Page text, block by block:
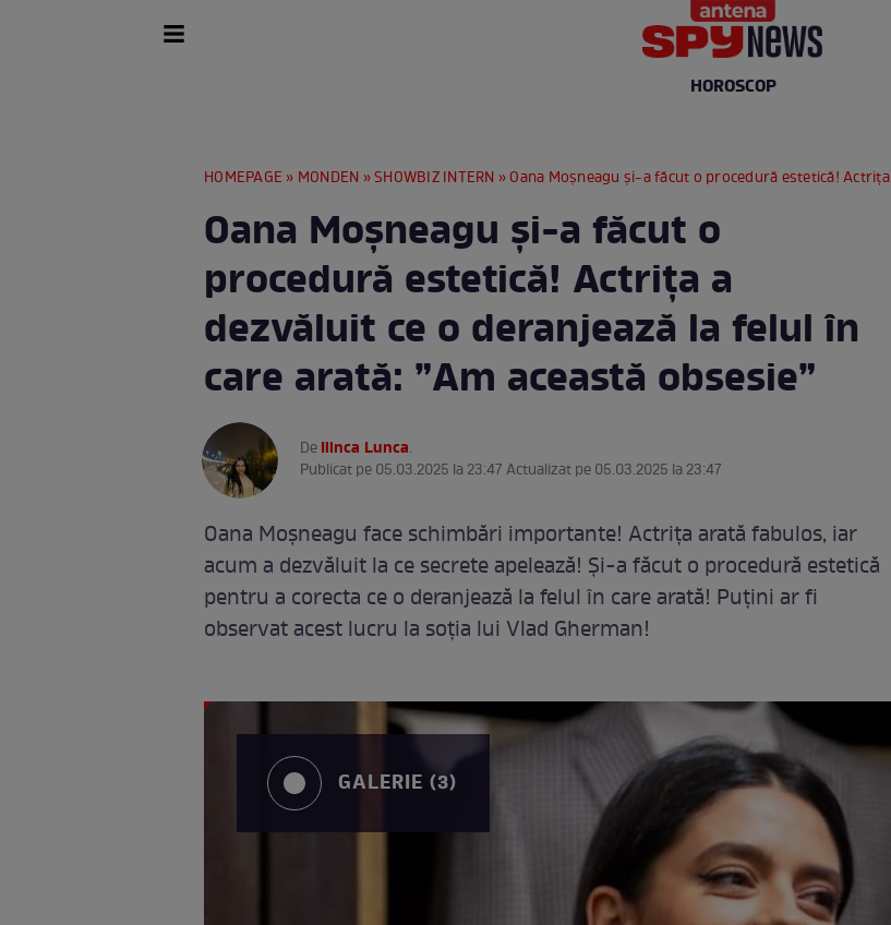
HOROSCOP
HOMEPAGE » MONDEN »SHOWBIZ INTERN » Oana Moșneagu și-a făcut o procedură estetică! Actrița a dezvăluit ce o deranjează la felul în care arată: ”Am această obsesie”
Oana Moșneagu și-a făcut o
procedură estetică! Actrița a
dezvăluit ce o deranjează la felul în
care arată: ”Am această obsesie”
DeIlinca Lunca.
Publicat pe 05.03.2025 la 23:47 Actualizat pe 05.03.2025 la 23:47
Oana Moșneagu face schimbări importante! Actrița arată fabulos, iar
acum a dezvăluit la ce secrete apelează! Și-a făcut o procedură estetică
pentru a corecta ce o deranjează la felul în care arată! Puțini ar fi
observat acest lucru la soția lui Vlad Gherman!
GALERIE (3)